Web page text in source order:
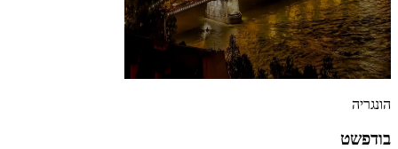
הונגריה
בודפשט